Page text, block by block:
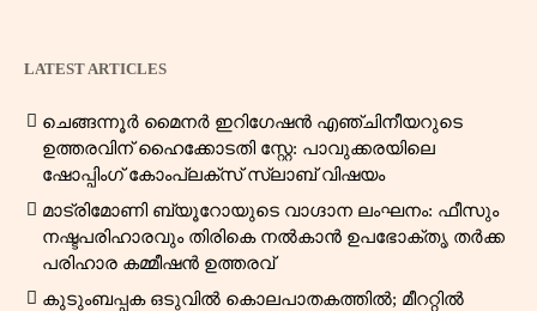
LATEST ARTICLES
ചെങ്ങന്നൂർ മൈനർ ഇറിഗേഷൻ എഞ്ചിനീയറുടെ
ഉത്തരവിന് ഹൈക്കോടതി സ്റ്റേ: പാവുക്കരയിലെ
ഷോപ്പിംഗ് കോംപ്ലക്സ് സ്ലാബ് വിഷയം
മാട്രിമോണി ബ്യൂറോയുടെ വാഗ്ദാന ലംഘനം: ഫീസും
നഷ്ടപരിഹാരവും തിരികെ നൽകാൻ ഉപഭോക്തൃ തർക്ക
പരിഹാര കമ്മീഷൻ ഉത്തരവ്
കുടുംബപ്പക ഒടുവിൽ കൊലപാതകത്തിൽ; മീററ്റിൽ